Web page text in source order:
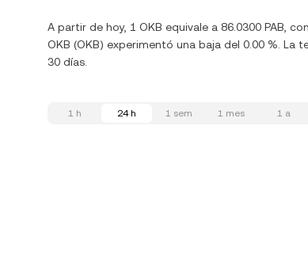
A partir de hoy, 1 OKB equivale a 86.0300 PAB,
OKB (OKB) experimentó una baja del 0.00 %. La
30 días.
1 h 24 h 1 sem 1 mes 1 a